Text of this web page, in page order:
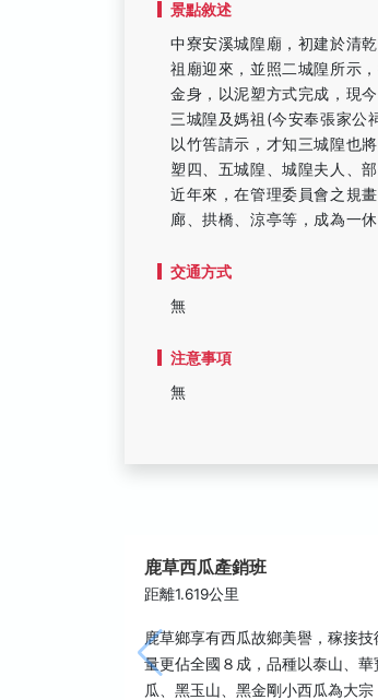
景點敘述
中寮安溪城隍廟，初建於清
祖廟迎來，並照二城隍所示
金身，以泥塑方式完成，現
三城隍及媽祖(今安奉張家公
以竹筶請示，才知三城隍也
塑四、五城隍、城隍夫人、
近年來，在管理委員會之規
廊、拱橋、涼亭等，成為一
交通方式
無
注意事項
無
鹿草西瓜產銷班
距離1.619公里
鹿草鄉享有西瓜故鄉美譽，稼接
量更佔全國８成，品種以泰山、
瓜、黑玉山、黑金剛小西瓜為大